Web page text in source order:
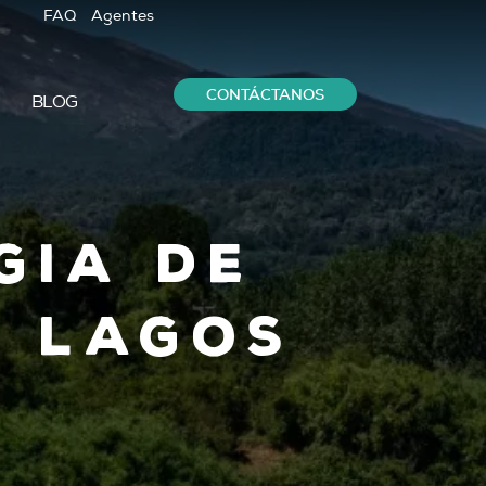
FAQ Agentes
BLOG CONTÁCTANOS
de
Lagos